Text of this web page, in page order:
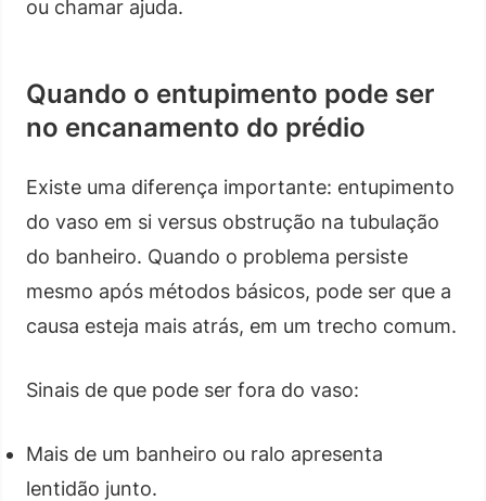
ou chamar ajuda.
Quando o entupimento pode ser
no encanamento do prédio
Existe uma diferença importante: entupimento
do vaso em si versus obstrução na tubulação
do banheiro. Quando o problema persiste
mesmo após métodos básicos, pode ser que a
causa esteja mais atrás, em um trecho comum.
Sinais de que pode ser fora do vaso:
Mais de um banheiro ou ralo apresenta
lentidão junto.